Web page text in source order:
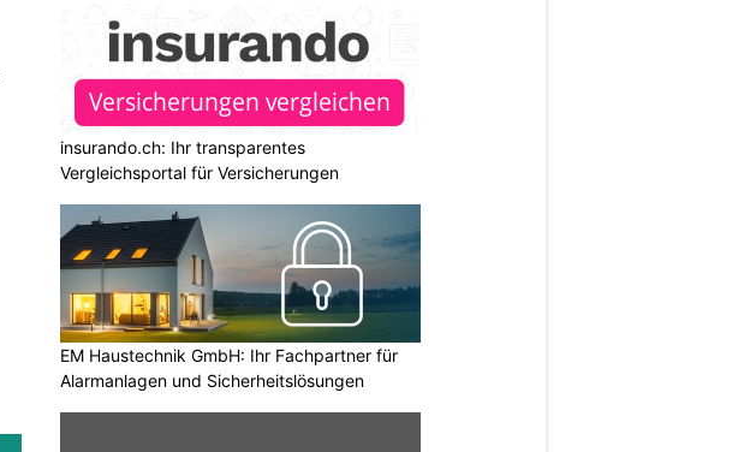
insurando.ch: Ihr transparentes
Vergleichsportal für Versicherungen
EM Haustechnik GmbH: Ihr Fachpartner für
Alarmanlagen und Sicherheitslösungen